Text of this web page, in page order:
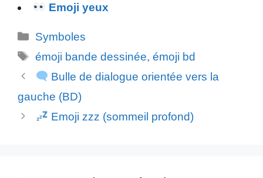
Emoji yeux
Catégories
Symboles
Étiquettes
émoji bande dessinée,émoji bd
Bulle de dialogue orientée vers la
gauche (BD)
Emoji zzz (sommeil profond)